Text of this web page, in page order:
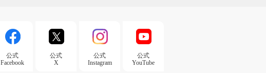
公式
Facebook
公式
X
公式
Instagram
公式
YouTube